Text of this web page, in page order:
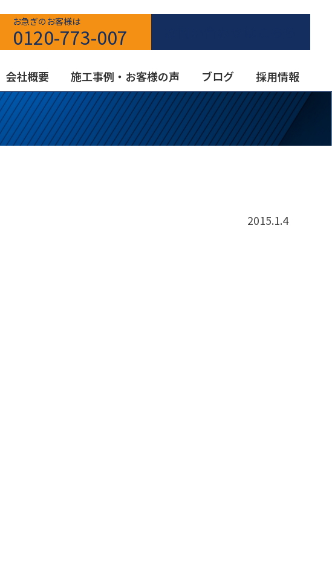
お急ぎのお客様は
0120-773-007
会社概要 施工事例・お客様の声 ブログ 採用情報
2015.1.4